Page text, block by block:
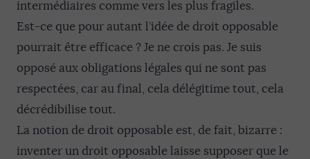
intermédiaires comme vers les plus fragiles.
Est-ce que pour autant l’idée de droit opposable
pourrait être efficace ? Je ne crois pas. Je suis
opposé aux obligations légales qui ne sont pas
respectées, car au final, cela délégitime tout, cela
décrédibilise tout.
La notion de droit opposable est, de fait, bizarre :
inventer un droit opposable laisse supposer que le